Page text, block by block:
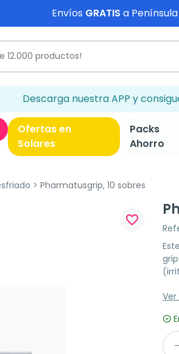
Envíos GRATIS a
Descarga nuestra APP y
Ofertas en
Solares
Packs
Ahorro
Pharmatusgrip, 10 sobres
favorite_border